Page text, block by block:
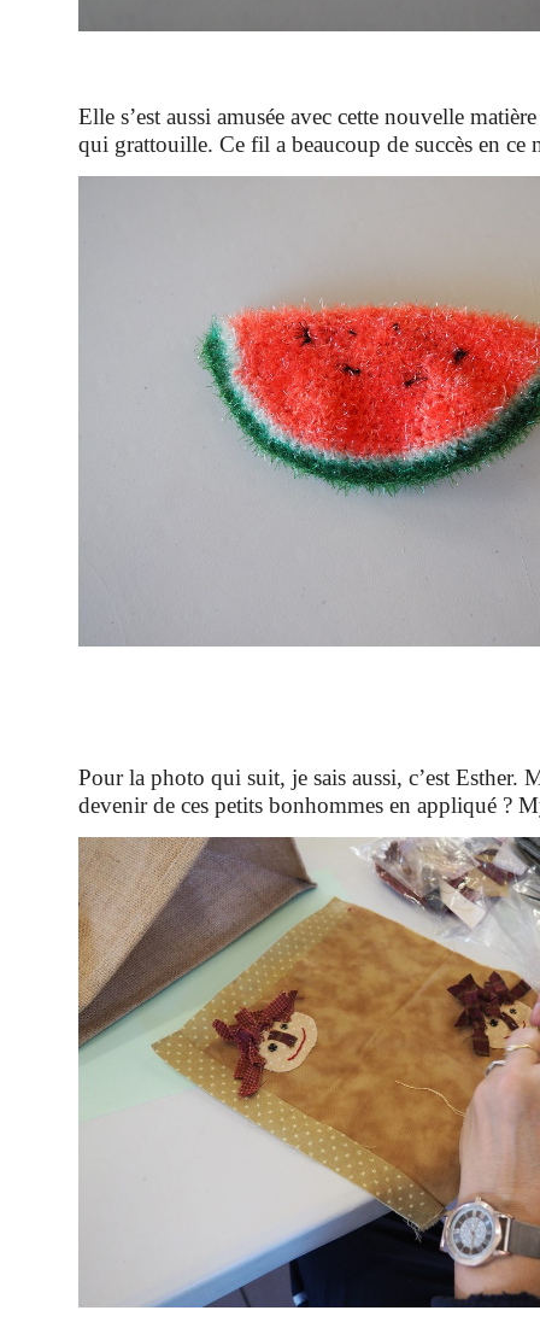
Elle s’est aussi amusée avec cette nouvelle
qui grattouille. Ce fil a beaucoup de succès en ce
Pour la photo qui suit, je sais aussi, c’est Esther.
devenir de ces petits bonhommes en appliqué ?